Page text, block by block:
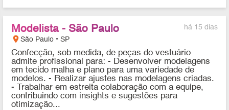
há 15 dias
Modelista - São Paulo
location_onSão Paulo • SP
Confecção, sob medida, de peças do vestuário
admite profissional para: - Desenvolver modelagens
em tecido malha e plano para uma variedade de
modelos. - Realizar ajustes nas modelagens criadas.
- Trabalhar em estreita colaboração com a equipe,
contribuindo com insights e sugestões para
otimização...